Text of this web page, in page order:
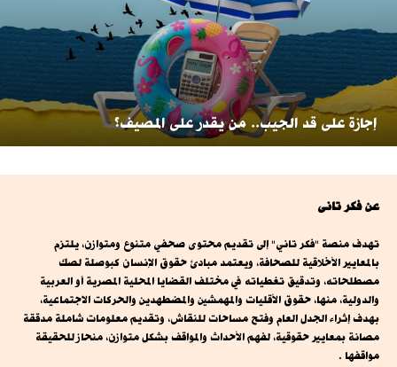
إجازة على قد الجيب.. من يقدر على المصيف؟
عن فكر تانى
تهدف منصة "فكر تاني" إلى تقديم محتوى صحفي متنوع ومتوازن، يلتزم
بالمعايير الأخلاقية للصحافة، ويعتمد مبادئ حقوق الإنسان كبوصلة لصك
مصطلحاته، وتدقيق تغطياته في مختلف القضايا المحلية المصرية أو العربية
والدولية، منها، حقوق الأقليات والمهمشين والمضطهدين والحركات الاجتماعية،
بهدف إثراء الجدل العام وفتح مساحات للنقاش، وتقديم معلومات شاملة مدققة
مصانة بمعايير حقوقية، لفهم الأحداث والمواقف بشكل متوازن، منحاز للحقيقة
مواقفها .